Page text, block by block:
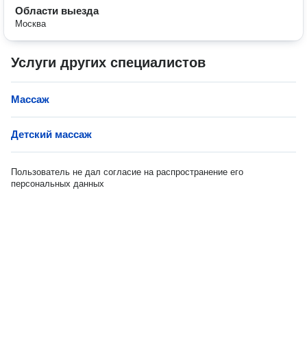
Области выезда
Москва
Услуги других специалистов
Массаж
Детский массаж
Пользователь не дал согласие на распространение его
персональных данных